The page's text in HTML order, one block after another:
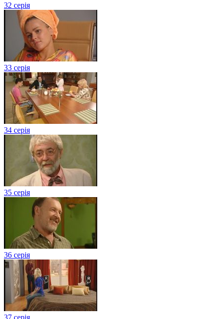
32 серія
33 серія
34 серія
35 серія
36 серія
37 серія